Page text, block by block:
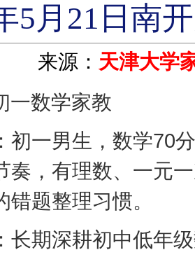
5月21日南
来源： 天津大学
一数学家教
初一男生，数学70
奏，有理数、一元
错题整理习惯。
长期深耕初中低年